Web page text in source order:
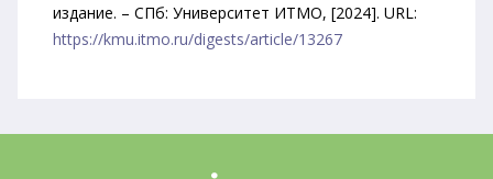
издание. – СПб: Университет ИТМО, [2024]. URL:
https://kmu.itmo.ru/digests/article/13267